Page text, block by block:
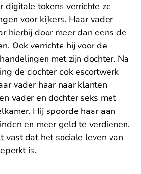
digitale tokens verrichte ze
voor kijkers. Haar vader
hierbij door meer dan eens de
Ook verrichte hij voor de
met zijn dochter. Na
de dochter ook escortwerk
vader haar naar klanten
vader en dochter seks met
Hij spoorde haar aan
en meer geld te verdienen.
vast dat het sociale leven van
is.